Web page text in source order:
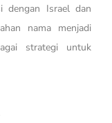
dengan Israel dan
nama menjadi
strategi untuk